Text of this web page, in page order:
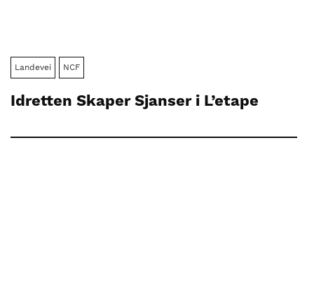
Landevei NCF
Idretten Skaper Sjanser i L’etape